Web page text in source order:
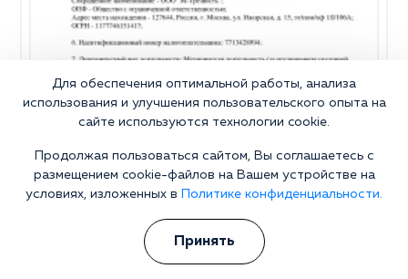
Для обеспечения оптимальной работы, анализа
использования и улучшения пользовательского опыта на
сайте используются технологии cookie.
Продолжая пользоваться сайтом, Вы соглашаетесь с
размещением cookie-файлов на Вашем устройстве на
условиях, изложенных в
Политике конфиденциальности.
Принять